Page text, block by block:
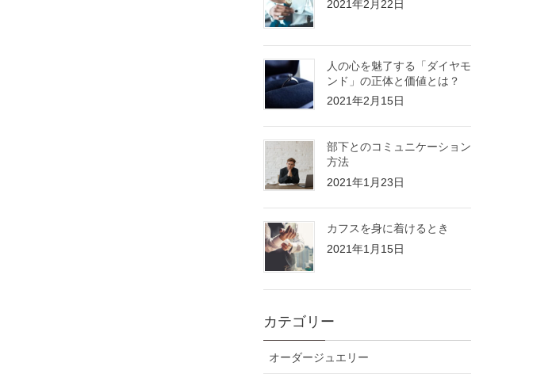
2021年2月22日
人の心を魅了する「ダイヤモ
ンド」の正体と価値とは？
2021年2月15日
部下とのコミュニケーション
方法
2021年1月23日
カフスを身に着けるとき
2021年1月15日
カテゴリー
オーダージュエリー